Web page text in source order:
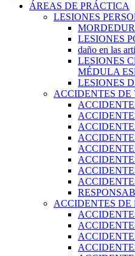
ÁREAS DE PRÁCTICA
LESIONES
LESIONES
daño en las
LESIONES
MÉDULA
LESIONES
ACCIDENTES
ACCIDENTES